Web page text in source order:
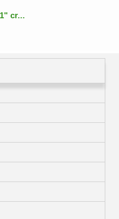
cr...